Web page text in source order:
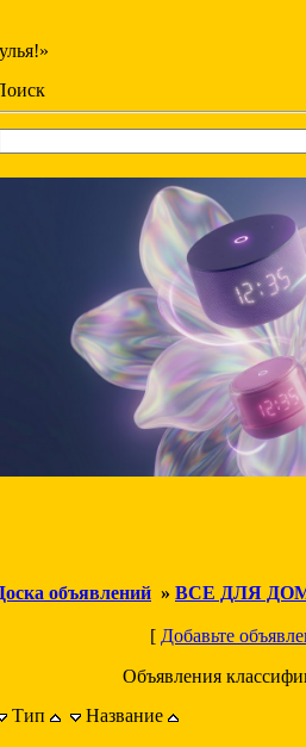
объявлений » ВСЕ ДЛЯ
[ Добавьте
Объявления
Тип
Название